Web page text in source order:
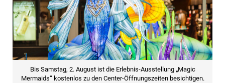
Bis Samstag, 2. August ist die Erlebnis-Ausstellung „Magic
Mermaids“ kostenlos zu den Center-Öffnungszeiten besichtigen.